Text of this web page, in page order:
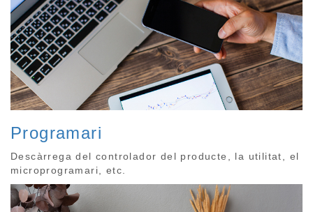
Programari
Descàrrega del controlador del producte, la utilitat, el
microprogramari, etc.